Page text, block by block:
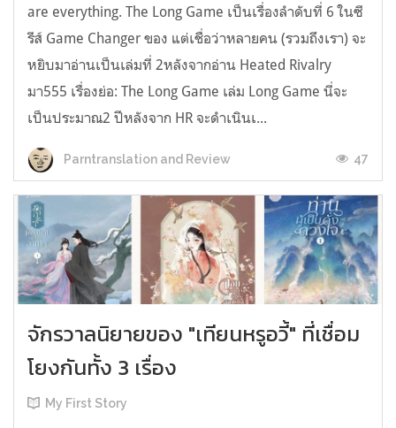
are everything. The Long Game เป็นเรื่องลำดับที่ 6 ในซี
รีส์ Game Changer ของ แต่เชื่อว่าหลายคน (รวมถึงเรา) จะ
หยิบมาอ่านเป็นเล่มที่ 2หลังจากอ่าน Heated Rivalry
มา555 เรื่องย่อ: The Long Game เล่ม Long Game นี่จะ
เป็นประมาณ2 ปีหลังจาก HR จะดำเนินเ...
Parntranslation and Review 47
จักรวาลนิยายของ "เทียนหรูอวี้" ที่เชื่อม
โยงกันทั้ง 3 เรื่อง
My First Story